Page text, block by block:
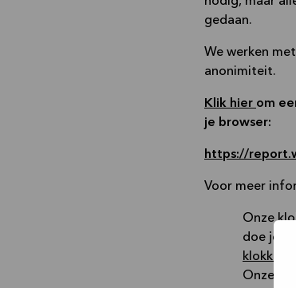
gedaan.
We werken
anonimiteit.
Klik hier om
je browser:
https://
Voor meer
Onze
doe je
Onze